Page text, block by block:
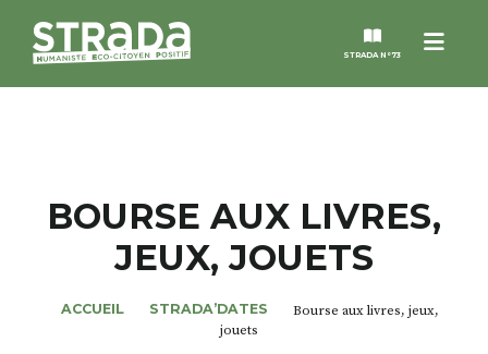
Menu
STRADA N°73
MAGAZINES
NOS THÈMES
BOURSE AUX LIVRES,
JEUX, JOUETS
ACCUEIL STRADA’DATES
Bourse aux livres, jeux,
jouets